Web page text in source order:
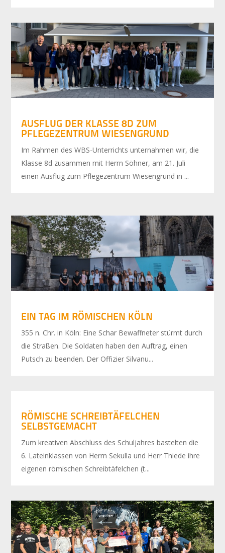
AUSFLUG DER KLASSE 8D ZUM
PFLEGEZENTRUM WIESENGRUND
Im Rahmen des WBS-Unterrichts unternahmen wir, die
Klasse 8d zusammen mit Herrn Söhner, am 21. Juli
einen Ausflug zum Pflegezentrum Wiesengrund in ...
EIN TAG IM RÖMISCHEN KÖLN
355 n. Chr. in Köln: Eine Schar Bewaffneter stürmt durch
die Straßen. Die Soldaten haben den Auftrag, einen
Putsch zu beenden. Der Offizier Silvanu...
RÖMISCHE SCHREIBTÄFELCHEN
SELBSTGEMACHT
Zum kreativen Abschluss des Schuljahres bastelten die
6. Lateinklassen von Herrn Sekulla und Herr Thiede ihre
eigenen römischen Schreibtäfelchen (t...